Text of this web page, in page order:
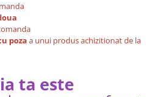
poza a unui produs achizitionat de la
ta este